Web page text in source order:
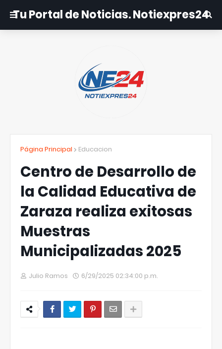
Tu Portal de Noticias. Notiexpres24
Página Principal Educacion
Centro de Desarrollo de
la Calidad Educativa de
Zaraza realiza exitosas
Muestras
Municipalizadas 2025
Julio Ramos 6/29/2025 02:34:00 p.m.